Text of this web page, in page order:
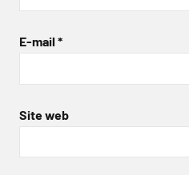
E-mail *
Site web